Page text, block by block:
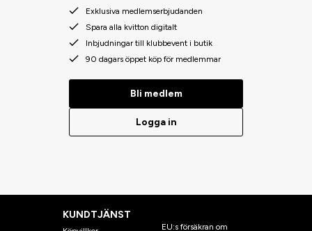
Exklusiva medlemserbjudanden
Spara alla kvitton digitalt
Inbjudningar till klubbevent i butik
90 dagars öppet köp för medlemmar
Bli medlem
Logga in
KUNDTJÄNST
EU:s försäkran om